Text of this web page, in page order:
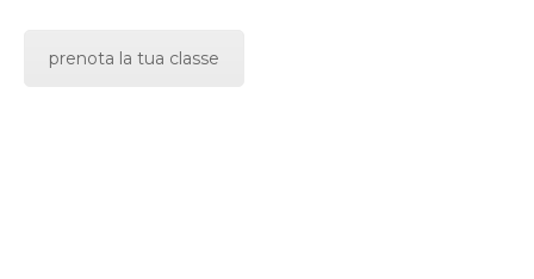
prenota la tua classe